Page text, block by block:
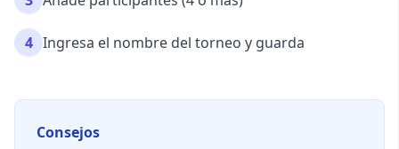
4 Ingresa el nombre del torneo y guarda
Consejos